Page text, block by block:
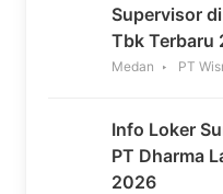
Supervisor
Tbk Terbaru
Medan PT
Info Loker
PT Dharma
2026